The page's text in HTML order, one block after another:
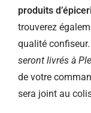
produits
trouverez
qualité confiseur.
seront livrés à
de votre
sera joint au